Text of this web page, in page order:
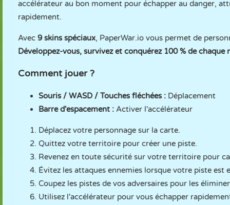
accélérateur au bon moment pour échapper au danger,
rapidement.
Avec 9 skins spéciaux, PaperWar.io vous permet de
Développez-vous, survivez et conquérez 100 % de chaque
Comment jouer ?
Souris / WASD / Touches fléchées : Déplacement
Barre d'espacement : Activer l'accélérateur
Déplacez votre personnage sur la carte.
Quittez votre territoire pour créer une piste.
Revenez en toute sécurité sur votre territoire pour
Évitez les attaques ennemies lorsque votre piste est
Coupez les pistes de vos adversaires pour les
Utilisez l'accélérateur pour vous échapper